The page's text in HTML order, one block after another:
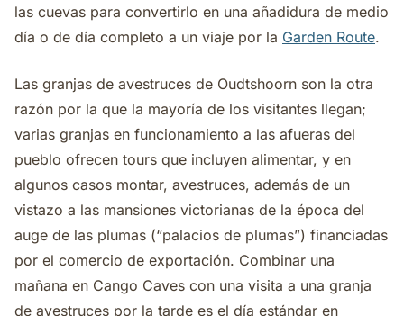
las cuevas para convertirlo en una añadidura de medio
día o de día completo a un viaje por la Garden Route.
Las granjas de avestruces de Oudtshoorn son la otra
razón por la que la mayoría de los visitantes llegan;
varias granjas en funcionamiento a las afueras del
pueblo ofrecen tours que incluyen alimentar, y en
algunos casos montar, avestruces, además de un
vistazo a las mansiones victorianas de la época del
auge de las plumas (“palacios de plumas”) financiadas
por el comercio de exportación. Combinar una
mañana en Cango Caves con una visita a una granja
de avestruces por la tarde es el día estándar en